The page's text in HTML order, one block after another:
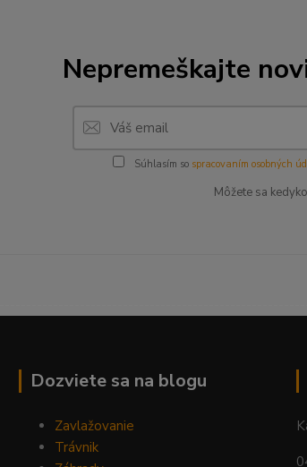
Nepremeškajte
Súhlasím so spracovaním osobných
Môžete sa
Dozviete sa na blogu
Zavlažovanie
Trávnik